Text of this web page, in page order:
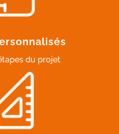
du projet